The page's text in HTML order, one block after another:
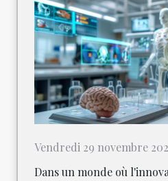
Vendredi 29 novembre
Dans un monde où